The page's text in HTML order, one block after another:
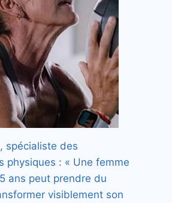
spécialiste des
physiques : « Une femme
ans peut prendre du
visiblement son